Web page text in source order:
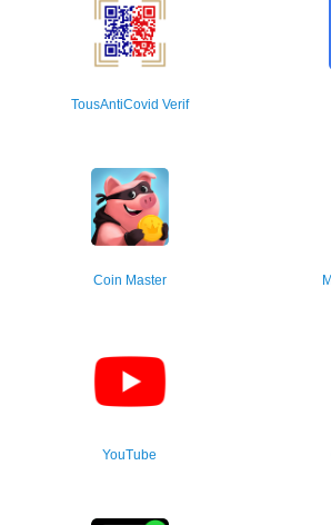
TousAntiCovid Verif
Coin Master
YouTube